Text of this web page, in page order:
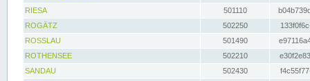
RIESA
501110
ROGÄTZ
502250
ROSSLAU
501490
ROTHENSEE
502210
SANDAU
502430